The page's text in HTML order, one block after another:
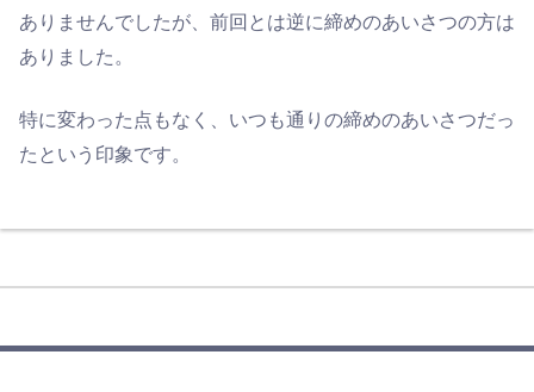
ありませんでしたが、前回とは逆に締めのあいさつの方は
ありました。
特に変わった点もなく、いつも通りの締めのあいさつだっ
たという印象です。